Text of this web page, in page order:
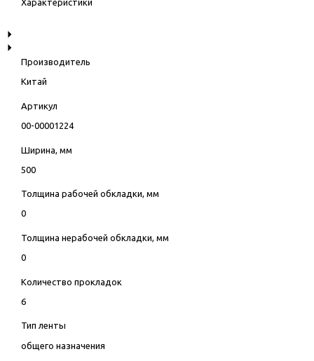
Производитель
Китай
Артикул
00-00001224
Ширина, мм
500
Толщина рабочей обкладки, мм
0
Толщина нерабочей обкладки, мм
0
Количество прокладок
6
Тип ленты
общего назначения